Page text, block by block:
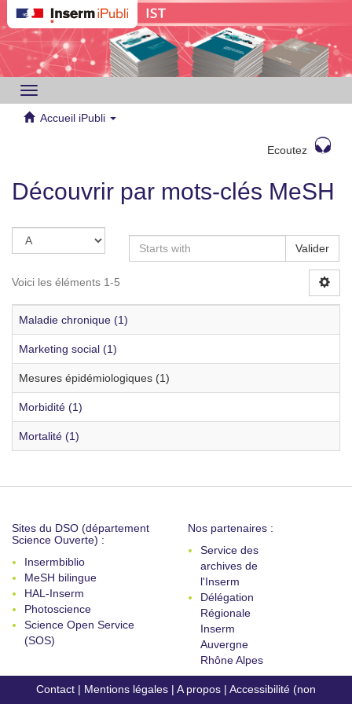
Toggle
navigation
Accueil iPubli
Ecoutez
Découvrir par mots-clés MeSH
Valider
Voici les éléments 1-5
Maladie chronique (1)
Marketing social (1)
Mesures épidémiologiques (1)
Morbidité (1)
Mortalité (1)
Sites du DSO (département
Science Ouverte) :
Insermbiblio
MeSH bilingue
HAL-Inserm
Photoscience
Science Open Service
(SOS)
Nos partenaires :
Service des
archives de
l'Inserm
Délégation
Régionale
Inserm
Auvergne
Rhône Alpes
Contact | Mentions légales | A propos | Accessibilité (non